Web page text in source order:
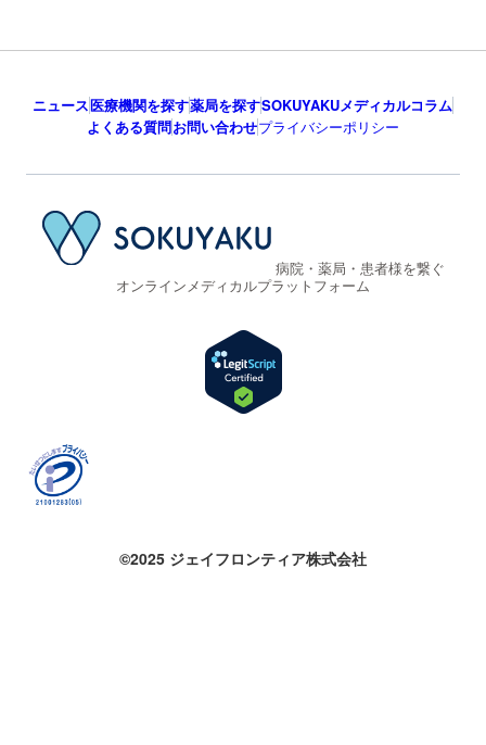
ニュース医療機関を探す薬局を探すSOKUYAKUメディカルコラム
よくある質問お問い合わせプライバシーポリシー
病院・薬局・患者様を繋ぐ
オンラインメディカルプラットフォーム
©2025 ジェイフロンティア株式会社